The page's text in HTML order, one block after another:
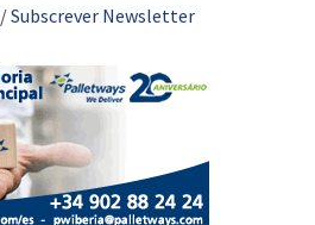
/Subscrever Newsletter